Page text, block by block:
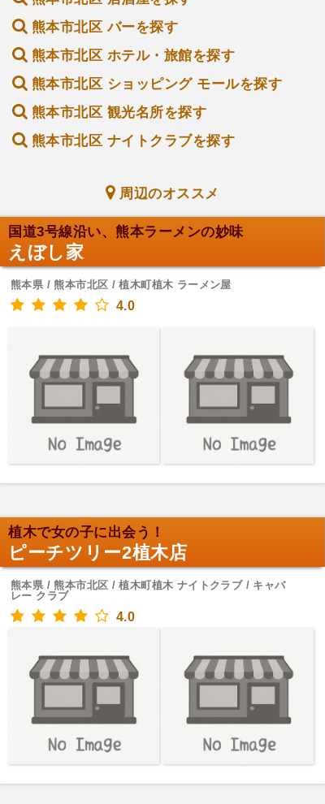
熊本市北区 バーを探す
熊本市北区 ホテル・旅館を探す
熊本市北区 ショッピング モールを探す
熊本市北区 観光名所を探す
熊本市北区 ナイトクラブを探す
周辺のオススメ
国道3号線沿い、熊本ラーメンの妙味
えぼし家
熊本県 / 熊本市北区 / 植木町植木 ラーメン屋
4.0
植木で女の子に出会う！
ピーチツリー2植木店
熊本県 / 熊本市北区 / 植木町植木 ナイトクラブ / キャバ
レー クラブ
4.0